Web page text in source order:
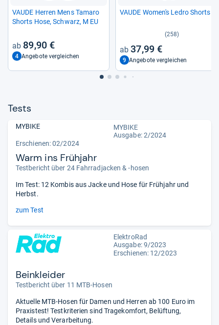
VAUDE Her­ren Mens Tamaro
Shorts Hose, Schwarz, M EU
89,90 €
4 Angebote vergleichen
VAUDE Women's Ledro Shorts
(258)
37,99 €
9 Angebote vergleichen
Tests
MYBIKE
MYBIKE
Ausgabe: 2/2024
Erschienen: 02/2024
Warm ins Frühjahr
Testbericht über 24 Fahrradjacken & -hosen
Im Test: 12 Kombis aus Jacke und Hose für Frühjahr und
Herbst.
zum Test
ElektroRad
Ausgabe: 9/2023
Erschienen: 12/2023
Beinkleider
Testbericht über 11 MTB-Hosen
Aktuelle MTB-Hosen für Damen und Herren ab 100 Euro im
Praxistest! Testkriterien sind Tragekomfort, Belüftung,
Details und Verarbeitung.